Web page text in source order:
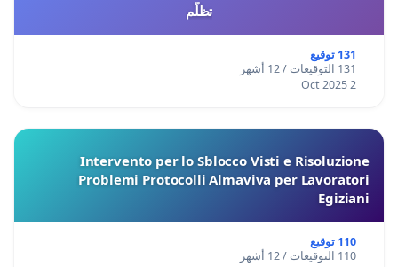
تظلّم
131 توقيع
131 التوقيعات / 12 أشهر
2 Oct 2025
Intervento per lo Sblocco Visti e Risoluzione
Problemi Protocolli Almaviva per Lavoratori
Egiziani
110 توقيع
110 التوقيعات / 12 أشهر